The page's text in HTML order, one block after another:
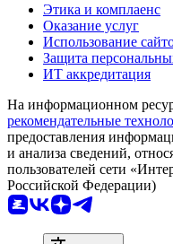
Этика и комплаенс
Оказание услуг
Использование
Защита
ИТ аккредитация
На информационном
рекомендательные
предоставления
и анализа сведений,
пользователей сети
Российской Федерации)